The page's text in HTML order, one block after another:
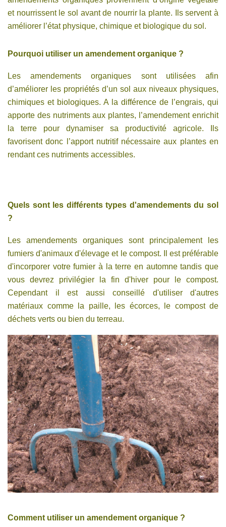
et nourrissent le sol avant de nourrir la plante. Ils servent à
améliorer l’état physique, chimique et biologique du sol.
Pourquoi utiliser un amendement organique ?
Les amendements organiques sont utilisées afin
d’améliorer les propriétés d’un sol aux niveaux physiques,
chimiques et biologiques. A la différence de l’engrais, qui
apporte des nutriments aux plantes, l’amendement enrichit
la terre pour dynamiser sa productivité agricole. Ils
favorisent donc l’apport nutritif nécessaire aux plantes en
rendant ces nutriments accessibles.
Quels sont les différents types d'amendements du sol
?
Les amendements organiques sont principalement les
fumiers d'animaux d'élevage et le compost. Il est préférable
d'incorporer votre fumier à la terre en automne tandis que
vous devrez privilégier la fin d'hiver pour le compost.
Cependant il est aussi conseillé d'utiliser d'autres
matériaux comme la paille, les écorces, le compost de
déchets verts ou bien du terreau.
Comment utiliser un amendement organique ?